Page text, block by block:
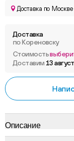
Доставка по
Доставка
по Кореновску
Стоимость
Доставим 13
Описание